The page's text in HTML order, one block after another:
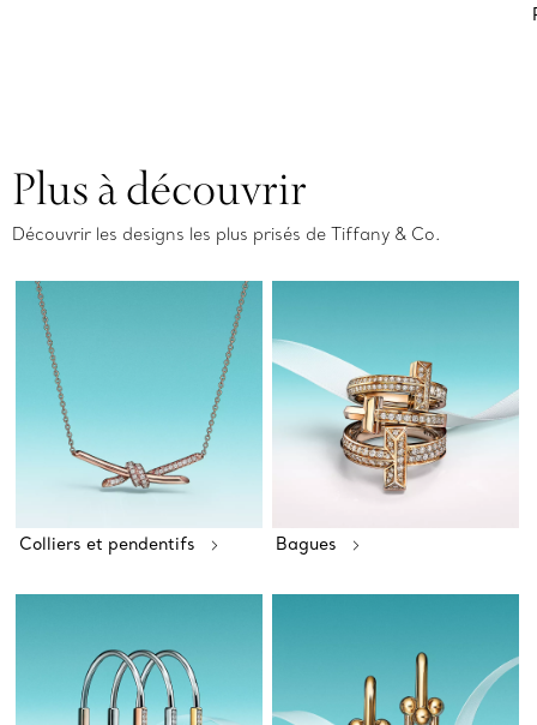
Plus à découvrir
Découvrir les designs les plus prisés de Tiffany & Co.
Colliers et pendentifs Bagues